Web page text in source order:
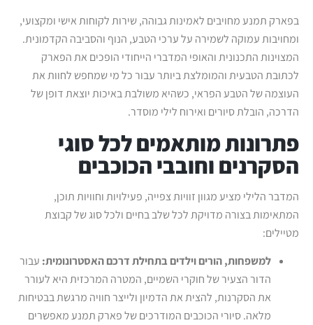
בפארק תמנע מחויבים לאמינות גבוהה, שירות לקוחות אישי ומקצועי,
ומחויבות עמוקה לשמירה על ערכי הטבע, הנוף והסביבה הקדמונית.
המצוינות התכנונית והאופי המדברי הייחודי הופכים את הפארק
לכתובת הטבעית והמומלצת ביותר עבור כל מי שמחפש לחוות את
העוצמה של הטבע הפראי, כשהיא משולבת באיכות יוצאת דופן של
הדרכה, הובלת סיורים ואירוח לילי מוסדר.
פתרונות מותאמים לכל סוגי
הסקרנים וחובבי הכוכבים
המדבר הלילי מציע מגוון זוויות צפייה, פעילויות וחוויות תוכן,
המתאימות בצורה מדויקת לכל שלב בחיים ולכל סוג של קבוצת
מטיילים:
למשפחות, הורים וילדים בתחילת דרכם האסטרונומית:עבור
הדור הצעיר של חוקרי השמיים, המטרה המרכזית היא לעורר
את הסקרנות, להצית את הדמיון ולייצר חוויה מרגשת בבטיחות
מלאה. סיורי הכוכבים המודרכים של פארק תמנע מאפשרים